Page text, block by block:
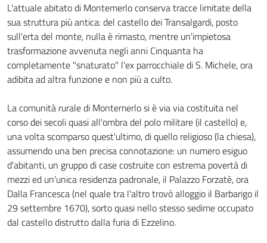
L'attuale abitato di Montemerlo conserva tracce limitate della
sua struttura più antica: del castello dei Transalgardi, posto
sull'erta del monte, nulla è rimasto, mentre un'impietosa
trasformazione avvenuta negli anni Cinquanta ha
completamente "snaturato" l'ex parrocchiale di S. Michele, ora
adibita ad altra funzione e non più a culto.
La comunità rurale di Montemerlo si è via via costituita nel
corso dei secoli quasi all'ombra del polo militare (il castello) e,
una volta scomparso quest'ultimo, di quello religioso (la chiesa),
assumendo una ben precisa connotazione: un numero esiguo
d'abitanti, un gruppo di case costruite con estrema povertà di
mezzi ed un'unica residenza padronale, il Palazzo Forzatè, ora
Dalla Francesca (nel quale tra l'altro trovò alloggio il Barbarigo il
29 settembre 1670), sorto quasi nello stesso sedime occupato
dal castello distrutto dalla furia di Ezzelino.